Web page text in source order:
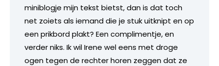
miniblogje mijn tekst bietst, dan is dat toch
net zoiets als iemand die je stuk uitknipt en op
een prikbord plakt? Een complimentje, en
verder niks. Ik wil Irene wel eens met droge
ogen tegen de rechter horen zeggen dat ze